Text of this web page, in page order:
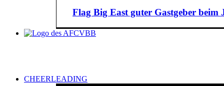
Flag Big East guter Gastgeber
CHEERLEADING